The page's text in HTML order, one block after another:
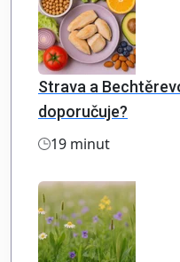
Strava a
doporučuje?
19 minut